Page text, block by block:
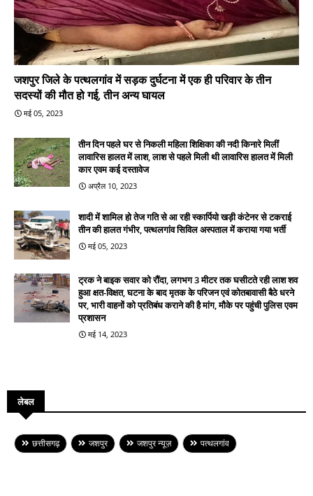
जशपुर जिले के पत्थलगांव में सड़क दुर्घटना में एक ही परिवार के तीन
सदस्यों की मौत हो गई, तीन अन्य घायल
मई 05, 2023
तीन दिन पहले घर से निकली महिला शिक्षिका की नदी किनारे मिलीं
लावारिस हालत में लाश, लाश से पहले मिली थी लावारिस हालत में मिली
कार एवम कई दस्तावेज
अप्रैल 10, 2023
शादी में शामिल हो तेज गति से आ रही स्कार्पियो खड़ी कंटेनर से टकराई
तीन की हालत गंभीर, पत्थलगांव सिविल अस्पताल में कराया गया भर्ती
मई 05, 2023
ट्रक ने बाइक सवार को रौंदा, लगभग 3 मीटर तक घसीटते रही लाश शव
हुआ क्षत-विक्षत, घटना के बाद मृतक के परिजन एवं कोतबावासी बैठे धरने
पर, भारी वाहनों को प्रतिबंध कराने की है मांग, मौके पर पहुंची पुलिस एवम
प्रशासन
मई 14, 2023
लेबल
छत्तीसगढ़ जशपुर जशपुर न्यूज़ पत्थलगांव